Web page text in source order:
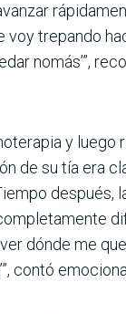
voy trepando
nomás’”,
y luego
de su tía era
después,
dónde me
contó